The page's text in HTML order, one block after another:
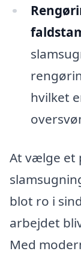
hvilket
At vælge et
blot ro i
arbejdet
Med